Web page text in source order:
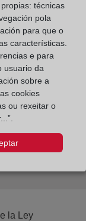
las
ellas hay
de la
que ésta
básica de la
la Ley
técnicas
pola
para que o
características.
e para
usuario da
sobre a
cookies
ou rexeitar o